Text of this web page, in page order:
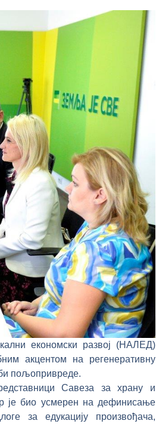
економски развој (НАЛЕД)
акцентом на регенеративну
пољопривреде.
Савеза за храну и
је био усмерен на дефинисање
за едукацију произвођача,